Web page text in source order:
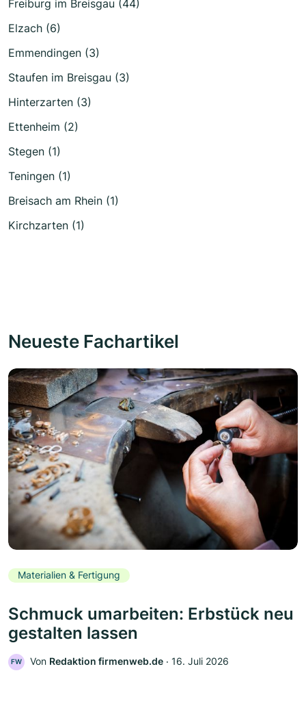
Freiburg im Breisgau (44)
Elzach (6)
Emmendingen (3)
Staufen im Breisgau (3)
Hinterzarten (3)
Ettenheim (2)
Stegen (1)
Teningen (1)
Breisach am Rhein (1)
Kirchzarten (1)
Neueste Fachartikel
Materialien & Fertigung
Schmuck umarbeiten: Erbstück neu
gestalten lassen
FW Von Redaktion firmenweb.de ‧ 16. Juli 2026